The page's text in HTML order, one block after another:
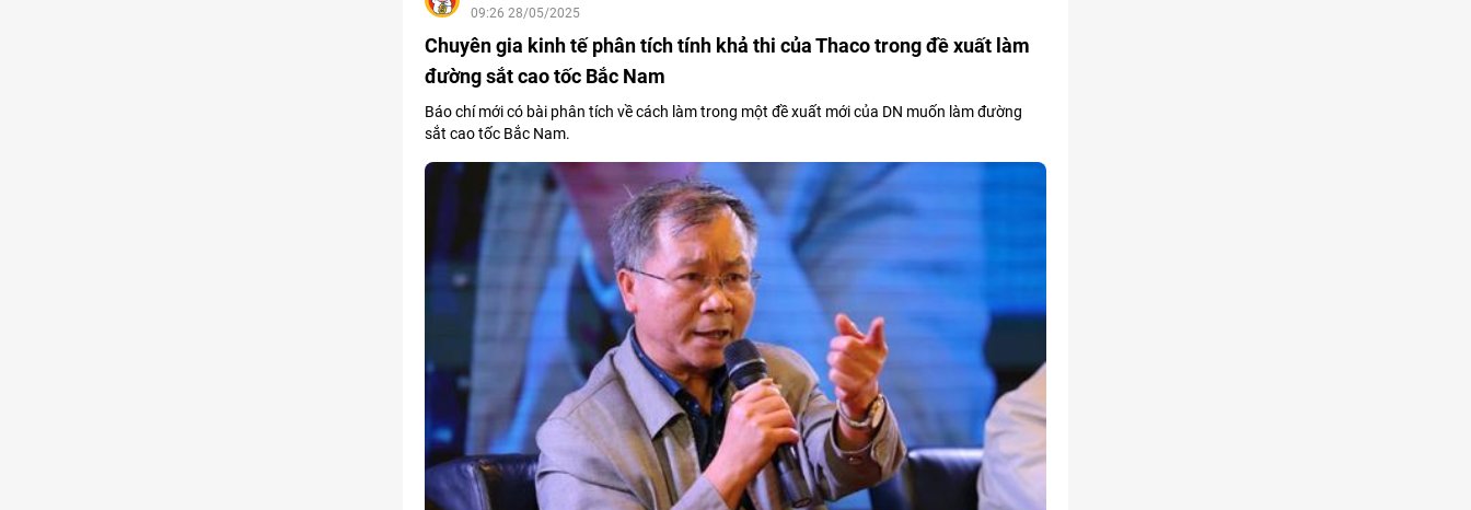
09:26 28/05/2025
Chuyên gia kinh tế phân tích tính khả thi của Thaco trong đề xuất làm
đường sắt cao tốc Bắc Nam
Báo chí mới có bài phân tích về cách làm trong một đề xuất mới của DN muốn làm đường
sắt cao tốc Bắc Nam.